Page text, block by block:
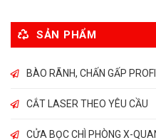
SẢN PHẨM
BÀO RÃNH, CHẤN GẤP
CẮT LASER THEO YÊU CẦU
CỬA BỌC CHÌ PHÒNG X-